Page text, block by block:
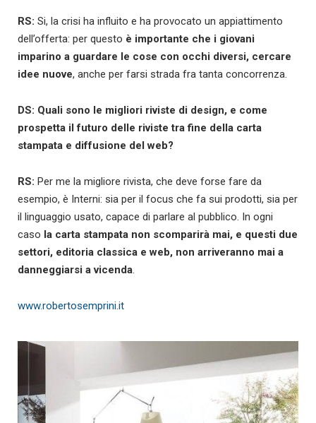
RS: Si, la crisi ha influito e ha provocato un appiattimento
dell’offerta: per questo è importante che i giovani
imparino a guardare le cose con occhi diversi, cercare
idee nuove, anche per farsi strada fra tanta concorrenza.
DS: Quali sono le migliori riviste di design, e come
prospetta il futuro delle riviste tra fine della carta
stampata e diffusione del web?
RS: Per me la migliore rivista, che deve forse fare da
esempio, è Interni: sia per il focus che fa sui prodotti, sia per
il linguaggio usato, capace di parlare al pubblico. In ogni
caso la carta stampata non scomparirà mai, e questi due
settori, editoria classica e web, non arriveranno mai a
danneggiarsi a vicenda.
www.robertosemprini.it